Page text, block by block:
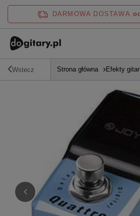
DARMOWA DOSTAWA
Wstecz Strona główna Efekty